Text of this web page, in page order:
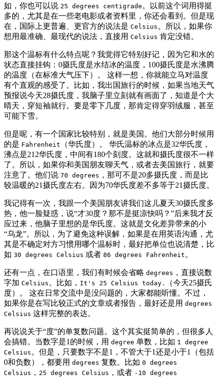
如，你也可以说 25 degrees centigrade 。以前这个词用得挺
多的，尤其是在一些老电影或者资料里，你还会看到。但是现
在，国际上更普遍、更官方的说法是 Celsius 。所以，如果你
想用最准确、最现代的说法，直接用 Celsius 肯定没错。
那这个温标有什么特点呢？我觉得它特别好记，因为它和水的
状态直接挂钩：0摄氏度是水结冰的温度，100摄氏度是水沸腾
的温度（在标准大气压下）。 这样一想，你就能立马对温度
有个直观的感受了。比如，我出国旅行的时候，如果当地天气
预报说今天28摄氏度，我脑子里立刻就有画面了，知道是个大
晴天，穿短袖就行。要是零下几度，那肯定得穿羽绒服，甚至
可能下雪。
但是呢，有一个国家比较特别，就是美国。他们大部分时候用
的是 Fahrenheit
（华氏度）。 华氏温标的冰点是32华氏度，
沸点是212华氏度，中间有180个刻度。这就和摄氏度很不一样
了。所以，如果你和美国朋友聊天气，或者去美国旅行，就要
注意了。他们说 70 degrees ，那可不是20多摄氏度，而是比
较温暖的21摄氏度左右。因为70华氏度差不多等于21摄氏度。
我记得有一次，我跟一个美国朋友讲我们这儿夏天30摄氏度多
热，他一脸疑惑，说“才30度？那不是挺凉快吗？”后来我才反
应过来，他脑子里想的是华氏度。这就是文化差异带来的小
“乌龙”。所以，为了避免这种误解，如果是在用英语沟通，尤
其是不确定对方习惯用哪个温标时，最好把单位也说清楚，比
如 30 degrees Celsius 或者 86 degrees Fahrenheit 。
还有一点，在口语里，我们有时候会省略 degrees ，直接说数
字加 Celsius 。比如， It's 25 Celsius today.
（今天25摄氏
度）。 这在日常交流中是没问题的，大家都能听懂。不过，
如果你是在写比较正式的文章或者报告，最好还是用 degrees
Celsius 这样完整的表达。
再说说关于“度”的单复数问题。这个其实挺简单的，但很多人
会搞错。当数字是1的时候，用 degree 单数，比如 1 degree
Celsius 。但是，只要数字不是1，不管大于1还是小于1（包括
0和负数），都要用 degrees 复数。比如 0 degrees
Celsius ， 25 degrees Celsius ，或者 -10 degrees